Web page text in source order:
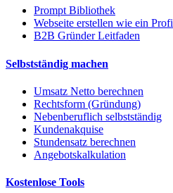
Prompt Bibliothek
Webseite erstellen wie ein Profi
B2B Gründer Leitfaden
Selbstständig machen
Umsatz Netto berechnen
Rechtsform (Gründung)
Nebenberuflich selbstständig
Kundenakquise
Stundensatz berechnen
Angebotskalkulation
Kostenlose Tools